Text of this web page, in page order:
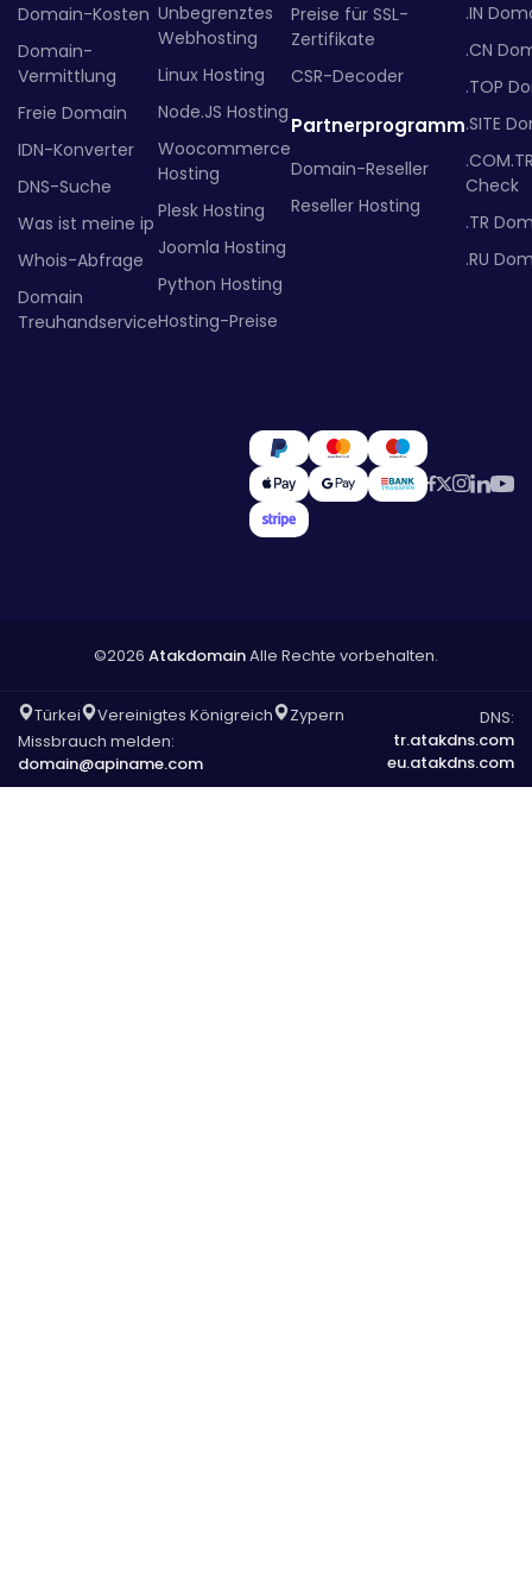
Domain-Kosten
Domain-
Vermittlung
Freie Domain
IDN-Konverter
DNS-Suche
Was ist meine ip
Whois-Abfrage
Domain
Treuhandservice
Unbegrenztes
Webhosting
Linux Hosting
Node.JS Hosting
Woocommerce
Hosting
Plesk Hosting
Joomla Hosting
Python Hosting
Hosting-Preise
Preise für SSL-
Zertifikate
CSR-Decoder
Partnerprogramm
Domain-Reseller
Reseller Hosting
.IN
.CN
.TOP
.SITE
Check
.TR
.RU
©2026 AtakdomainAlle Rechte vorbehalten.
Türkei Vereinigtes Königreich
Zypern
Missbrauch melden:
domain@apiname.com
DNS:
tr.atakdns.com
eu.atakdns.com